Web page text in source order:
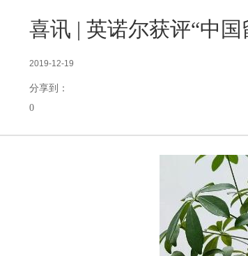
喜讯 | 英诺尔获评“中
2019-12-19
分享到：
0